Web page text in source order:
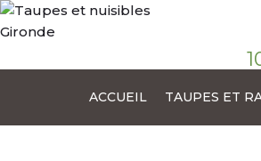
ACCUEIL TAUPES ET